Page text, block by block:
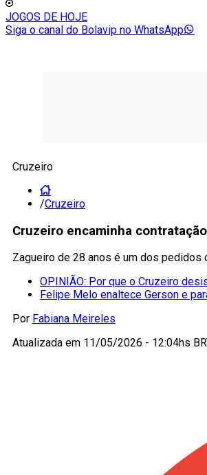
JOGOS DE HOJE
Siga o canal do Bolavip no WhatsApp
Cruzeiro
/Cruzeiro
Cruzeiro encaminha
Zagueiro de 28 anos é um dos pedidos
OPINIÃO: Por que o Cruzeiro
Felipe Melo enaltece Gerson e
Por Fabiana Meireles
Atualizada em 11/05/2026 - 12:04hs